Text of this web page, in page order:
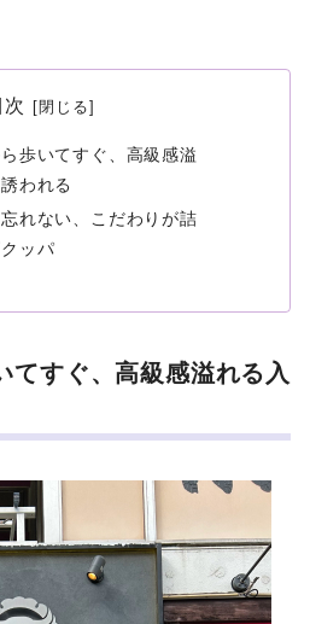
次
歩いてすぐ、高級感溢
われる
れない、こだわりが詰
ッパ
てすぐ、高級感溢れる入